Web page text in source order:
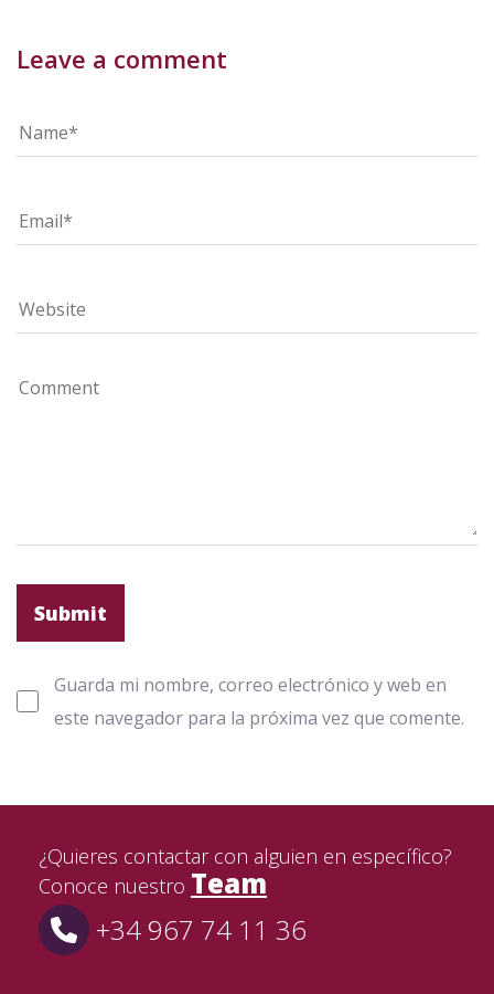
Leave a comment
Guarda mi nombre, correo electrónico y web en
este navegador para la próxima vez que comente.
¿Quieres contactar con alguien en específico?
Conoce nuestro Team
+34 967 74 11 36